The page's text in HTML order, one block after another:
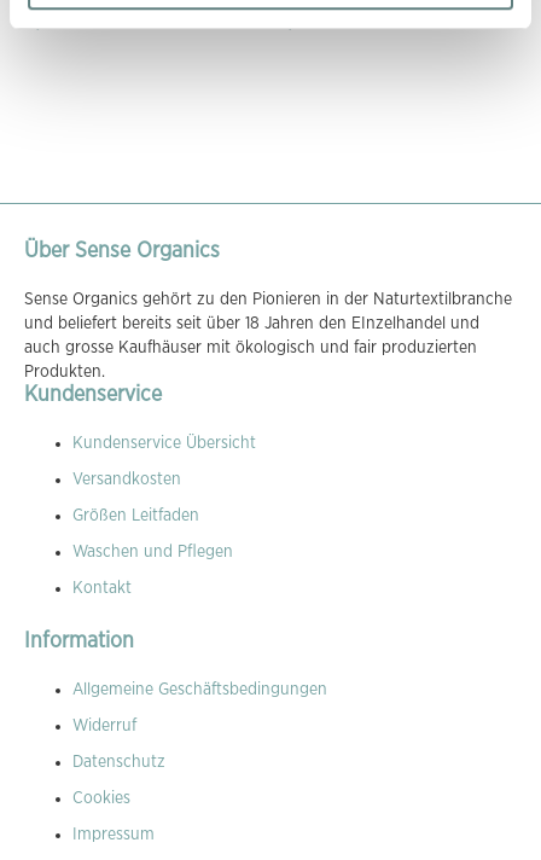
Über Sense Organics
Sense Organics gehört zu den Pionieren in der Naturtextilbranche
und beliefert bereits seit über 18 Jahren den EInzelhandel und
auch grosse Kaufhäuser mit ökologisch und fair produzierten
Produkten.
Kundenservice
Kundenservice Übersicht
Versandkosten
Größen Leitfaden
Waschen und Pflegen
Kontakt
Information
Allgemeine Geschäftsbedingungen
Widerruf
Datenschutz
Cookies
Impressum